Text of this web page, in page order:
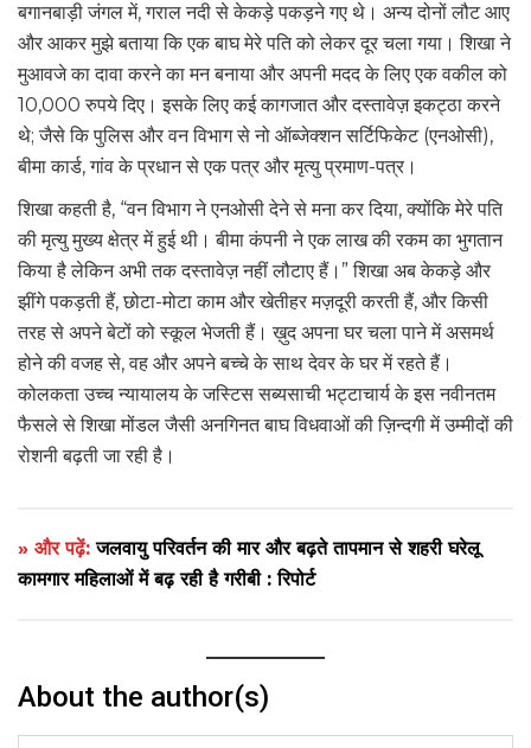
बगानबाड़ी जंगल में, गराल नदी से केकड़े पकड़ने गए थे। अन्य दोनों लौट आए
और आकर मुझे बताया कि एक बाघ मेरे पति को लेकर दूर चला गया। शिखा ने
मुआवजे का दावा करने का मन बनाया और अपनी मदद के लिए एक वकील को
10,000 रुपये दिए। इसके लिए कई कागजात और दस्तावेज़ इकट्ठा करने
थे; जैसे कि पुलिस और वन विभाग से नो ऑब्जेक्शन सर्टिफिकेट (एनओसी),
बीमा कार्ड, गांव के प्रधान से एक पत्र और मृत्यु प्रमाण-पत्र।
शिखा कहती है, “वन विभाग ने एनओसी देने से मना कर दिया, क्योंकि मेरे पति
की मृत्यु मुख्य क्षेत्र में हुई थी। बीमा कंपनी ने एक लाख की रकम का भुगतान
किया है लेकिन अभी तक दस्तावेज़ नहीं लौटाए हैं।” शिखा अब केकड़े और
झींगे पकड़ती हैं, छोटा-मोटा काम और खेतीहर मज़दूरी करती हैं, और किसी
तरह से अपने बेटों को स्कूल भेजती हैं। ख़ुद अपना घर चला पाने में असमर्थ
होने की वजह से, वह और अपने बच्चे के साथ देवर के घर में रहते हैं।
कोलकता उच्च न्यायालय के जस्टिस सब्यसाची भट्टाचार्य के इस नवीनतम
फैसले से शिखा मोंडल जैसी अनगिनत बाघ विधवाओं की ज़िन्दगी में उम्मीदों की
रोशनी बढ़ती जा रही है।
» और पढ़ें:जलवायु परिवर्तन की मार और बढ़ते तापमान से शहरी घरेलू
कामगार महिलाओं में बढ़ रही है गरीबी : रिपोर्ट
About the author(s)